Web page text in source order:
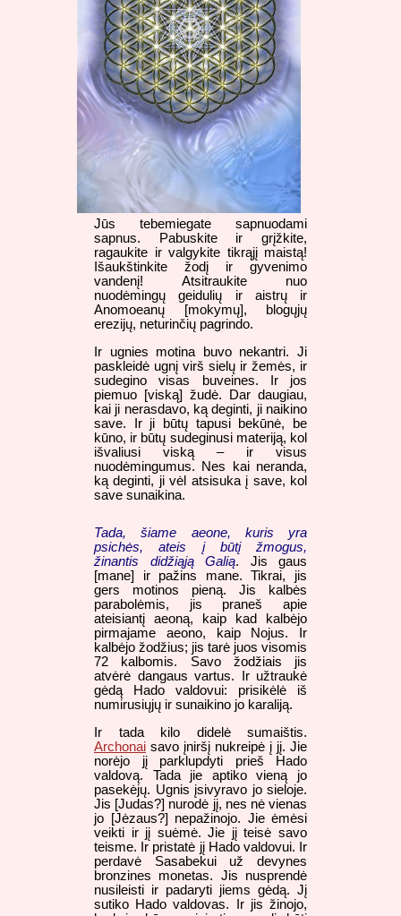
Jūs tebemiegate sapnuodami
sapnus. Pabuskite ir grįžkite,
ragaukite ir valgykite tikrąjį maistą!
Išaukštinkite žodį ir gyvenimo
vandenį! Atsitraukite nuo
nuodėmingų geidulių ir aistrų ir
Anomoeanų [mokymų], blogųjų
erezijų, neturinčių pagrindo.
Ir ugnies motina buvo nekantri. Ji
paskleidė ugnį virš sielų ir žemės, ir
sudegino visas buveines. Ir jos
piemuo [viską] žudė. Dar daugiau,
kai ji nerasdavo, ką deginti, ji naikino
save. Ir ji būtų tapusi bekūnė, be
kūno, ir būtų sudeginusi materiją, kol
išvaliusi viską – ir visus
nuodėmingumus. Nes kai neranda,
ką deginti, ji vėl atsisuka į save, kol
save sunaikina.
Tada, šiame aeone, kuris yra
psichės, ateis į būtį žmogus,
žinantis didžiąją Galią. Jis gaus
[mane] ir pažins mane. Tikrai, jis
gers motinos pieną. Jis kalbės
parabolėmis, jis praneš apie
ateisiantį aeoną, kaip kad kalbėjo
pirmajame aeono, kaip Nojus. Ir
kalbėjo žodžius; jis tarė juos visomis
72 kalbomis. Savo žodžiais jis
atvėrė dangaus vartus. Ir užtraukė
gėdą Hado valdovui: prisikėlė iš
numirusiųjų ir sunaikino jo karaliją.
Ir tada kilo didelė sumaištis.
Archonai savo įniršį nukreipė į jį. Jie
norėjo jį parklupdyti prieš Hado
valdovą. Tada jie aptiko vieną jo
pasekėjų. Ugnis įsivyravo jo sieloje.
Jis [Judas?] nurodė jį, nes nė vienas
jo [Jėzaus?] nepažinojo. Jie ėmėsi
veikti ir jį suėmė. Jie jį teisė savo
teisme. Ir pristatė jį Hado valdovui. Ir
perdavė Sasabekui už devynes
bronzines monetas. Jis nusprendė
nusileisti ir padaryti jiems gėdą. Jį
sutiko Hado valdovas. Ir jis žinojo,